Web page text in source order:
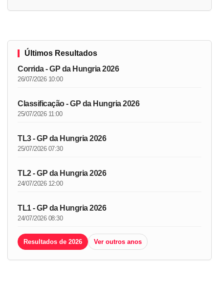
Últimos Resultados
Corrida - GP da Hungria 2026
26/07/2026 10:00
Classificação - GP da Hungria 2026
25/07/2026 11:00
TL3 - GP da Hungria 2026
25/07/2026 07:30
TL2 - GP da Hungria 2026
24/07/2026 12:00
TL1 - GP da Hungria 2026
24/07/2026 08:30
Resultados de 2026 Ver outros anos